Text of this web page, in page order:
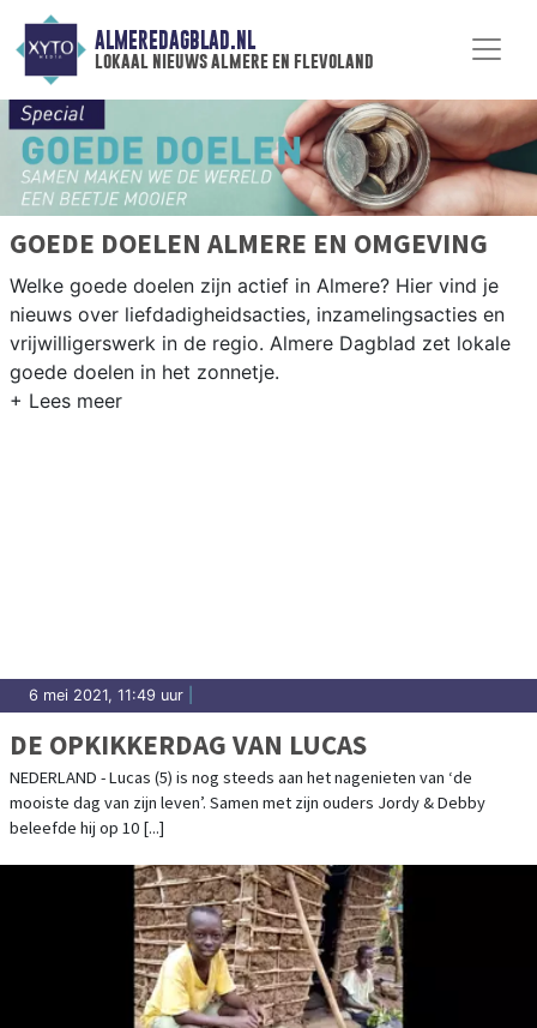
ALMEREDAGBLAD.NL
lokaal nieuws almere en flevoland
GOEDE DOELEN ALMERE EN OMGEVING
Welke goede doelen zijn actief in Almere? Hier vind je
nieuws over liefdadigheidsacties, inzamelingsacties en
vrijwilligerswerk in de regio. Almere Dagblad zet lokale
goede doelen in het zonnetje.
6 mei 2021, 11:49 uur
DE OPKIKKERDAG VAN LUCAS
NEDERLAND - Lucas (5) is nog steeds aan het nagenieten van ‘de
mooiste dag van zijn leven’. Samen met zijn ouders Jordy & Debby
beleefde hij op 10 [...]